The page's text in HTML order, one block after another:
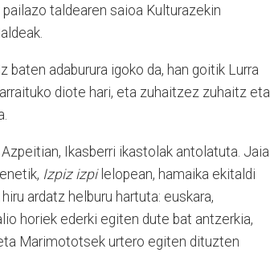
taldearen saioa Kulturazekin
adaburura igoko da, han goitik Lurra
diote hari, eta zuhaitzez zuhaitz eta
Ikasberri ikastolak antolatuta. Jaia
Izpiz izpilelopean, hamaika ekitaldi
ardatz helburu hartuta: euskara,
horiek ederki egiten dute bat antzerkia,
Marimototsek urtero egiten dituzten